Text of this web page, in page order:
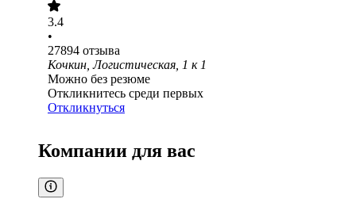
3.4
•
27894 отзыва
Кочкин, Логистическая, 1 к 1
Можно без резюме
Откликнитесь среди первых
Откликнуться
Компании для вас